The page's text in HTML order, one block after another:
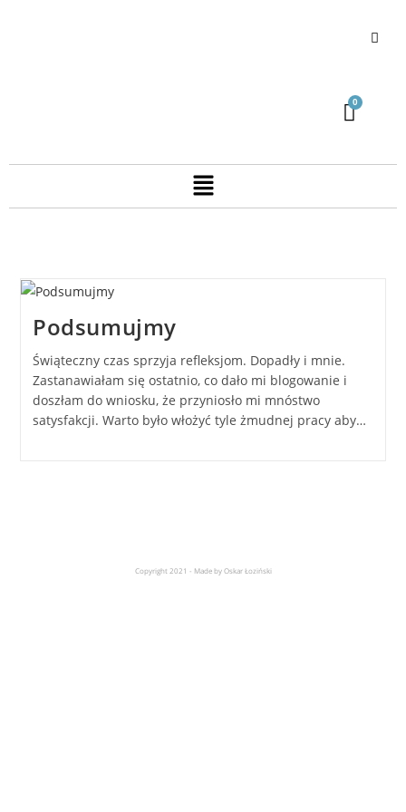
Podsumujmy
Świąteczny czas sprzyja refleksjom. Dopadły i mnie.
Zastanawiałam się ostatnio, co dało mi blogowanie i
doszłam do wniosku, że przyniosło mi mnóstwo
satysfakcji. Warto było włożyć tyle żmudnej pracy aby…
Copyright 2021 - Made by Oskar Łoziński